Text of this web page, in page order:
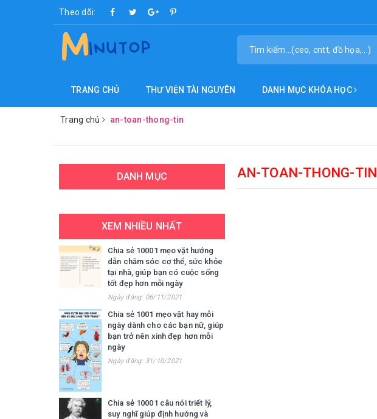
Theo dõi:
TRANG CHỦ THƯ VIỆN TÀI NGUYÊN DANH MỤC KHÓA HỌC
Trang chủ an-toan-thong-tin
AN-TOAN-THONG-TIN
DANH MỤC
XEM NHIỀU NHẤT
Chia sẻ 10001 mẹo vặt hướng
dẫn chăm sóc cơ thể, sức khỏe
tại nhà, giúp bạn có cuộc sống
tốt đẹp hơn mỗi ngày
Ngày đăng: 06/11/2021
Chia sẻ 1001 mẹo vặt hay mỗi
ngày dành cho các bạn nữ, giúp
bạn trở nên xinh đẹp hơn mỗi
ngày
Ngày đăng: 31/10/2021
Chia sẻ 10001 câu nói triết lý,
suy nghĩ giúp định hướng và